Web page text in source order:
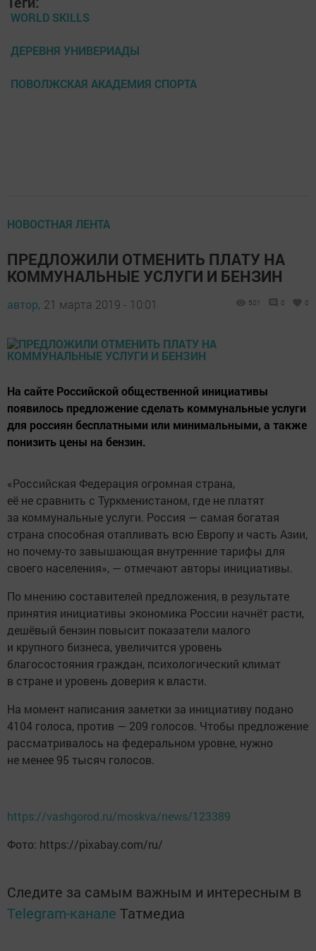
WORLD SKILLS
ДЕРЕВНЯ УНИВЕРИАДЫ
ПОВОЛЖСКАЯ АКАДЕМИЯ СПОРТА
НОВОСТНАЯ ЛЕНТА
ПРЕДЛОЖИЛИ ОТМЕНИТЬ ПЛАТУ НА
КОММУНАЛЬНЫЕ УСЛУГИ И БЕНЗИН
автор, 21 марта 2019 - 10:01 501 0 0
На сайте Российской общественной инициативы
появилось предложение сделать коммунальные услуги
для россиян бесплатными или минимальными, а также
понизить цены на бензин.
«Российская Федерация огромная страна,
её не сравнить с Туркменистаном, где не платят
за коммунальные услуги. Россия — самая богатая
страна способная отапливать всю Европу и часть Азии,
но почему-то завышающая внутренние тарифы для
своего населения», — отмечают авторы инициативы.
По мнению составителей предложения, в результате
принятия инициативы экономика России начнёт расти,
дешёвый бензин повысит показатели малого
и крупного бизнеса, увеличится уровень
благосостояния граждан, психологический климат
в стране и уровень доверия к власти.
На момент написания заметки за инициативу подано
4104 голоса, против — 209 голосов. Чтобы предложение
рассматривалось на федеральном уровне, нужно
не менее 95 тысяч голосов.
https://vashgorod.ru/moskva/news/123389
Фото: https://pixabay.com/ru/
Следите за самым важным и интересным в
Telegram-канале Татмедиа